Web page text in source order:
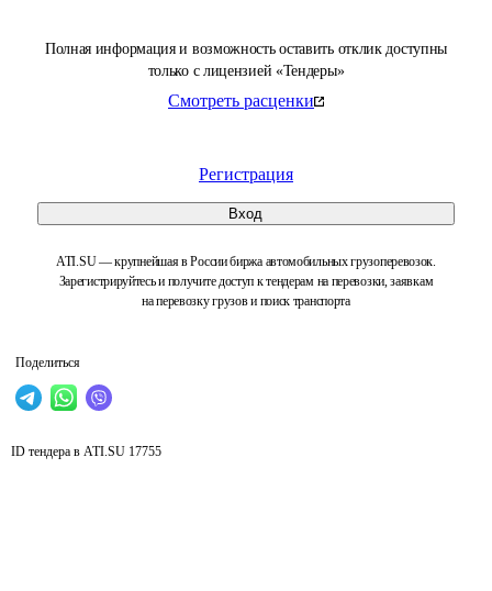
Полная информация и возможность оставить отклик доступны
только с лицензией «Тендеры»
Смотреть расценки
Регистрация
Вход
ATI.SU — крупнейшая в России биржа автомобильных грузоперевозок.
Зарегистрируйтесь и получите доступ к тендерам на перевозки, заявкам
на перевозку грузов и поиск транспорта
Поделиться
ID тендера в ATI.SU 17755